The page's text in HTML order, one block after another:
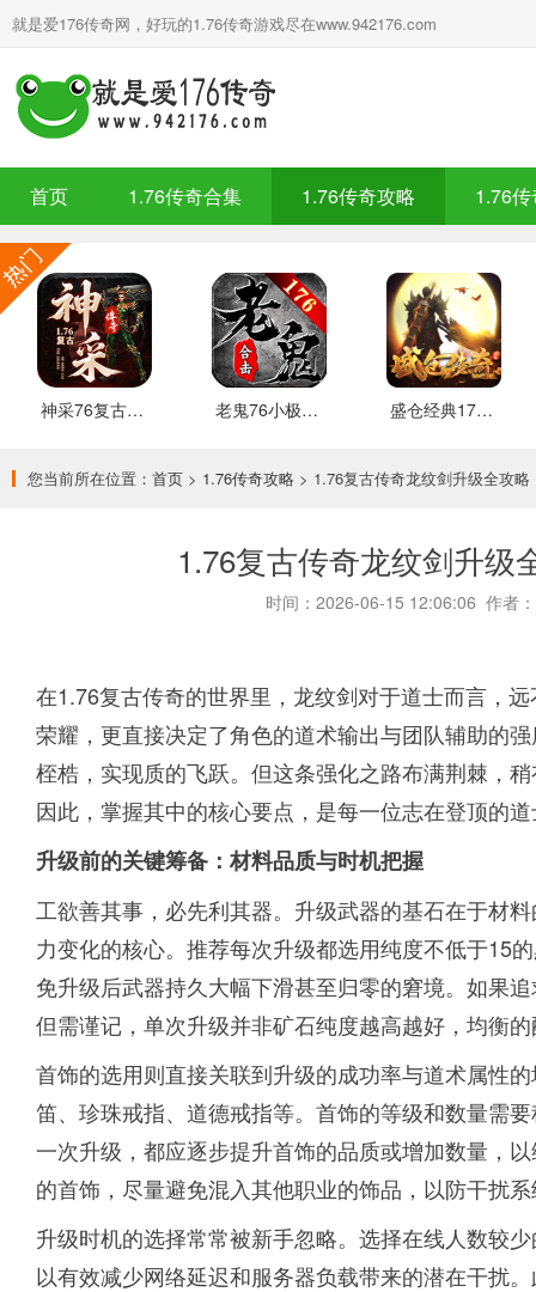
就是爱176传奇网，好玩的1.76传奇游戏尽在www.942176.com
首页 1.76传奇合集 1.76传奇攻略 1.76
神采76复古加强版 安卓下载 老鬼76小极品合击 推荐 盛仓经典176 安卓下载
您当前所在位置： 首页 > 1.76传奇攻略 > 1.76复古传奇龙纹剑升级全攻
1.76复古传奇龙纹剑升级
时间：2026-06-15 12:06:06 作者：
在1.76复古传奇的世界里，龙纹剑对于道士而言，
荣耀，更直接决定了角色的道术输出与团队辅助的
桎梏，实现质的飞跃。但这条强化之路布满荆棘，
因此，掌握其中的核心要点，是每一位志在登顶的
升级前的关键筹备：材料品质与时机把握
工欲善其事，必先利其器。升级武器的基石在于材
力变化的核心。推荐每次升级都选用纯度不低于15
免升级后武器持久大幅下滑甚至归零的窘境。如果
但需谨记，单次升级并非矿石纯度越高越好，均衡
首饰的选用则直接关联到升级的成功率与道术属性
笛、珍珠戒指、道德戒指等。首饰的等级和数量需
一次升级，都应逐步提升首饰的品质或增加数量，
的首饰，尽量避免混入其他职业的饰品，以防干扰
升级时机的选择常常被新手忽略。选择在线人数较
以有效减少网络延迟和服务器负载带来的潜在干扰